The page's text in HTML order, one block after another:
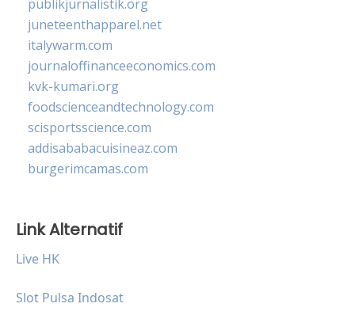
publikjurnalistik.org
juneteenthapparel.net
italywarm.com
journaloffinanceeconomics.com
kvk-kumari.org
foodscienceandtechnology.com
scisportsscience.com
addisababacuisineaz.com
burgerimcamas.com
Link Alternatif
Live HK
Slot Pulsa Indosat